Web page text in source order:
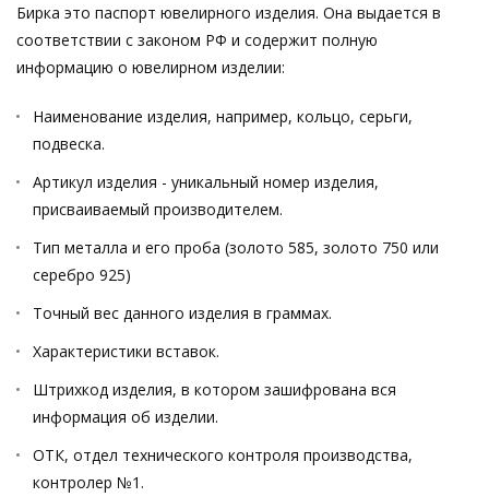
Бирка это паспорт ювелирного изделия. Она выдается в
соответствии с законом РФ и содержит полную
информацию о ювелирном изделии:
Наименование изделия, например, кольцо, серьги,
подвеска.
Артикул изделия - уникальный номер изделия,
присваиваемый производителем.
Тип металла и его проба (золото 585, золото 750 или
серебро 925)
Точный вес данного изделия в граммах.
Характеристики вставок.
Штрихкод изделия, в котором зашифрована вся
информация об изделии.
ОТК, отдел технического контроля производства,
контролер №1.